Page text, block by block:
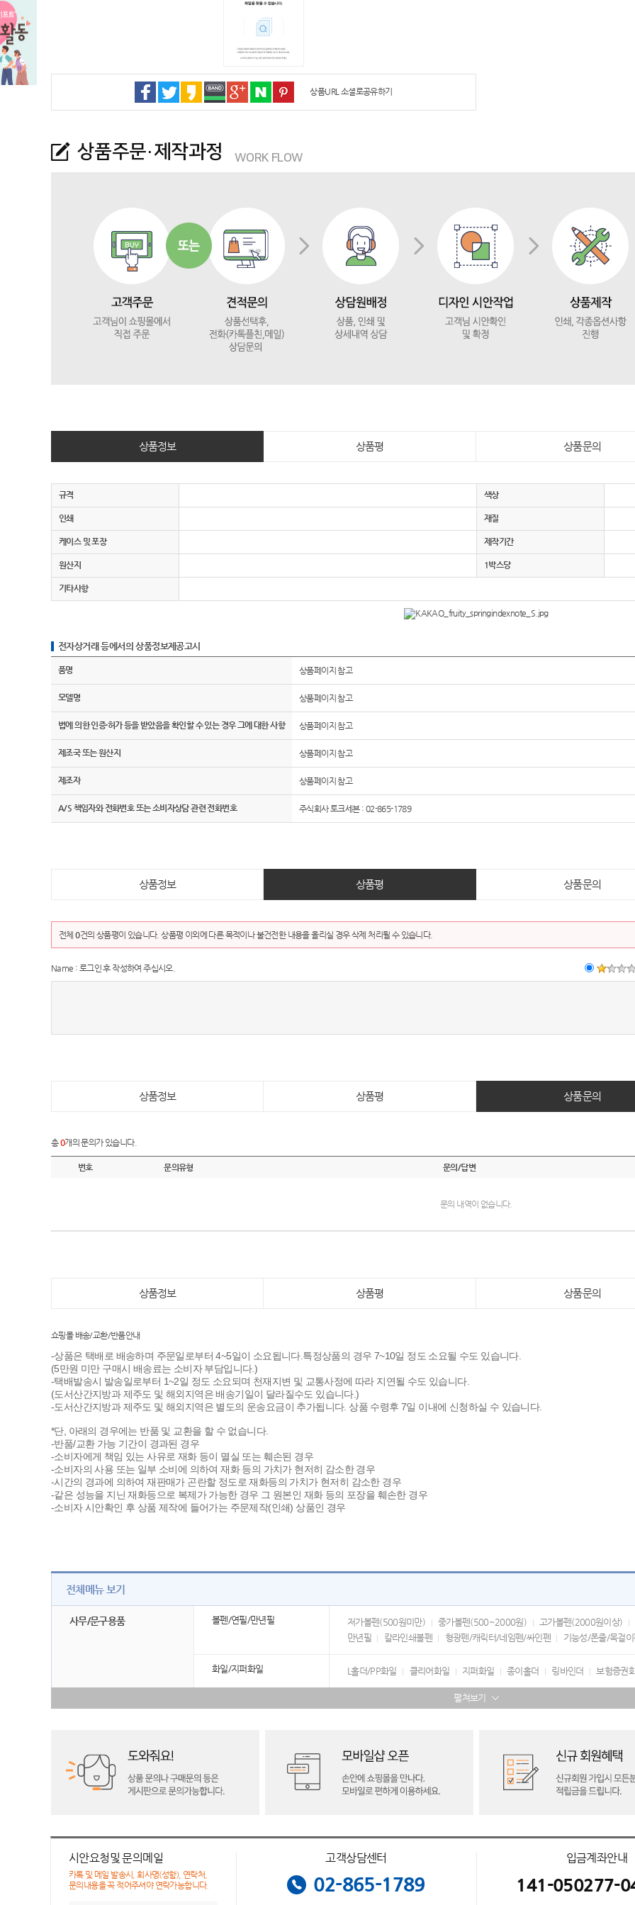
상품URL 소셜로공유하기
상품주문·제작과정 WORK FLOW
상품정보 상품평 상품문의
규격 색상
인쇄 재질
케이스 및 포장 제작기간
원산지 1박스당
기타사항
전자상거래 등에서의 상품정보제공고시
품명 상품페이지 참고
모델명 상품페이지 참고
법에 의한 인증·허가 등을 받았음을 확인할 수 있는 경우 그에 대한 사항 상품페이지 참고
제조국 또는 원산지 상품페이지 참고
제조자 상품페이지 참고
A/S 책임자와 전화번호 또는 소비자상담 관련 전화번호 주식회사 토크세븐 : 02-865-1789
상품정보 상품평 상품문의
전체0건의 상품평이 있습니다. 상품평 이외에 다른 목적이나 불건전한 내용을 올리실 경우 삭제 처리될 수 있습니다.
Name : 로그인 후 작성하여 주십시오.
상품정보 상품평 상품문의
총0개의 문의가 있습니다.
번호 문의유형 문의/답변
문의 내역이 없습니다.
상품정보 상품평 상품문의
쇼핑몰 배송/교환/반품안내
-상품은 택배로 배송하며 주문일로부터 4~5일이 소요됩니다.특정상품의 경우 7~10일 정도 소요될 수도 있습니다.
(5만원 미만 구매시 배송료는 소비자 부담입니다.)
-택배발송시 발송일로부터 1~2일 정도 소요되며 천재지변 및 교통사정에 따라 지연될 수도 있습니다.
(도서산간지방과 제주도 및 해외지역은 배송기일이 달라질수도 있습니다.)
-도서산간지방과 제주도 및 해외지역은 별도의 운송요금이 추가됩니다. 상품 수령후 7일 이내에 신청하실 수 있습니다.
*단, 아래의 경우에는 반품 및 교환을 할 수 없습니다.
-반품/교환 가능 기간이 경과된 경우
-소비자에게 책임 있는 사유로 재화 등이 멸실 또는 훼손된 경우
-소비자의 사용 또는 일부 소비에 의하여 재화 등의 가치가 현저히 감소한 경우
-시간의 경과에 의하여 재판매가 곤란할 정도로 재화등의 가치가 현저히 감소한 경우
-같은 성능을 지닌 재화등으로 복제가 가능한 경우 그 원본인 재화 등의 포장을 훼손한 경우
-소비자 시안확인 후 상품 제작에 들어가는 주문제작(인쇄) 상품인 경우
전체메뉴 보기
사무/문구용품 볼펜/연필/만년필 저가볼펜(500원미만) 중가볼펜(500~2000원) 고가볼펜(2000원이상)
만년필
칼라인쇄볼펜 형광펜/캐릭터/네임펜/싸인펜 기능성/폰줄/목걸
화일/지퍼화일 L홀더/PP화일 클리어화일 지퍼화일 종이홀더 링바인더 보험증권
펼쳐보기
시안요청및 문의메일
카톡 및 메일 발송시, 회사명(성함), 연락처,
문의내용을 꼭 적어주셔야 연락가능합니다.
고객상담센터
02-865-1789
입금계좌안내
141-050277-